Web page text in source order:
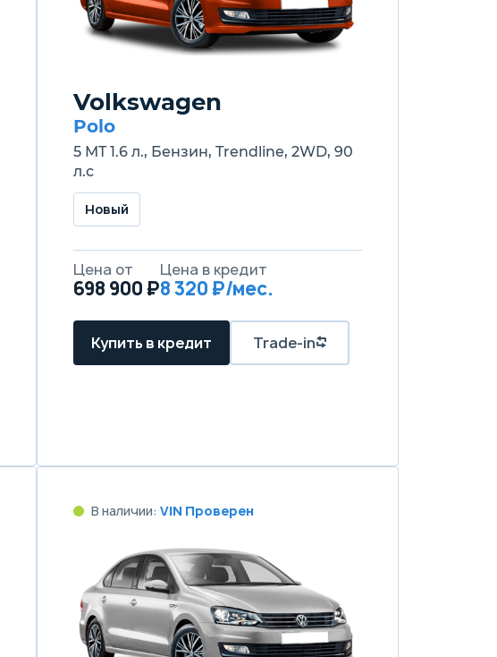
Volkswagen
Polo
5 MT 1.6 л., Бензин, Trendline, 2WD, 90
л.с
Новый
Цена от
698 900 ₽
Цена в кредит
8 320 ₽/мес.
Купить в кредит Trade-in
В наличии: VIN Проверен